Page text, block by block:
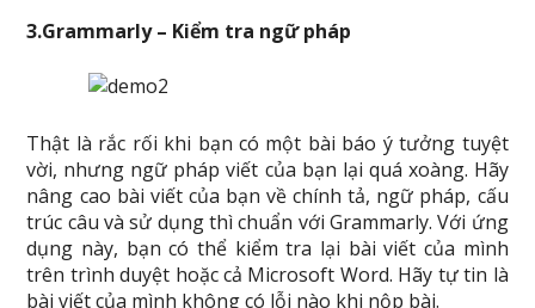
3.Grammarly – Kiểm tra ngữ pháp
Thật là rắc rối khi bạn có một bài báo ý tưởng tuyệt
vời, nhưng ngữ pháp viết của bạn lại quá xoàng. Hãy
nâng cao bài viết của bạn về chính tả, ngữ pháp, cấu
trúc câu và sử dụng thì chuẩn với Grammarly. Với ứng
dụng này, bạn có thể kiểm tra lại bài viết của mình
trên trình duyệt hoặc cả Microsoft Word. Hãy tự tin là
bài viết của mình không có lỗi nào khi nộp bài.